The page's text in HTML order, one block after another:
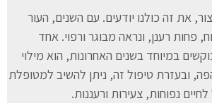
את זה כולנו יודעים. עם השנים, העור
פחות רענן, ונראה מבוגר ורפוי. אחד
במיוחד בשנים האחרונות, הוא מילוי
ובעזרת טיפול זה, ניתן להשיב למטופלת
נפוחות, צעירות ורעננות.